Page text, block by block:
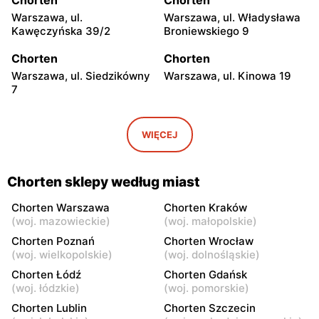
Warszawa, ul.
Kawęczyńska 39/2
Warszawa, ul. Władysława
Broniewskiego 9
Chorten
Warszawa, ul. Siedzikówny
7
Chorten
Warszawa, ul. Kinowa 19
Chorten
Warszawa al. Stanów
Zjednoczonych 32/U1
Chorten
Warszawa, ul. Franciszka
Żymirskiego 7/168u
Chorten
20
Warszawa, ul. Siennicka
6/18
Warszawa, ul. Barkocińska
6
Chorten
Warszawa, ul. Igańska
Chorten
Warszawa, ul. Trocka 10D
WIĘCEJ
Chorten sklepy według miast
Chorten Warszawa
(woj. mazowieckie)
Chorten Kraków
(woj. małopolskie)
Chorten Poznań
(woj. wielkopolskie)
Chorten Wrocław
(woj. dolnośląskie)
Chorten Łódź
(woj. łódzkie)
Chorten Gdańsk
(woj. pomorskie)
Chorten Lublin
Chorten Szczecin